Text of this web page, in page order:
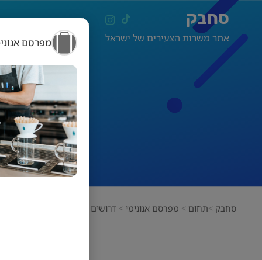
מפרסם
סחבק
אתר משרות הצעירים של ישראל
סחבק תחום מפרסם אנונימי דרושים מלצרים